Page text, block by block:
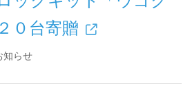
０台寄贈
知らせ